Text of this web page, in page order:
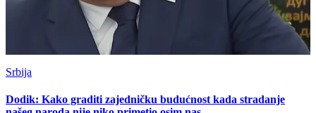
Srbija
Dodik: Kako graditi zajedničku budućnost kada stradanje